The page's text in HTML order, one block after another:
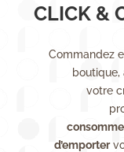
CLICK &
Commandez
boutique,
votre
d’emporter